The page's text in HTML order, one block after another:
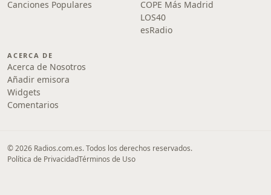
Canciones Populares
COPE Más Madrid
LOS40
esRadio
ACERCA DE
Acerca de Nosotros
Añadir emisora
Widgets
Comentarios
© 2026 Radios.com.es. Todos los derechos reservados.
Política de PrivacidadTérminos de Uso